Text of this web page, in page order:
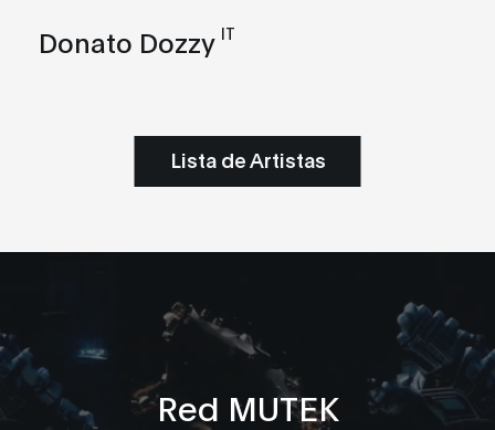
Donato Dozzy IT
Lista de Artistas
Red MUTEK